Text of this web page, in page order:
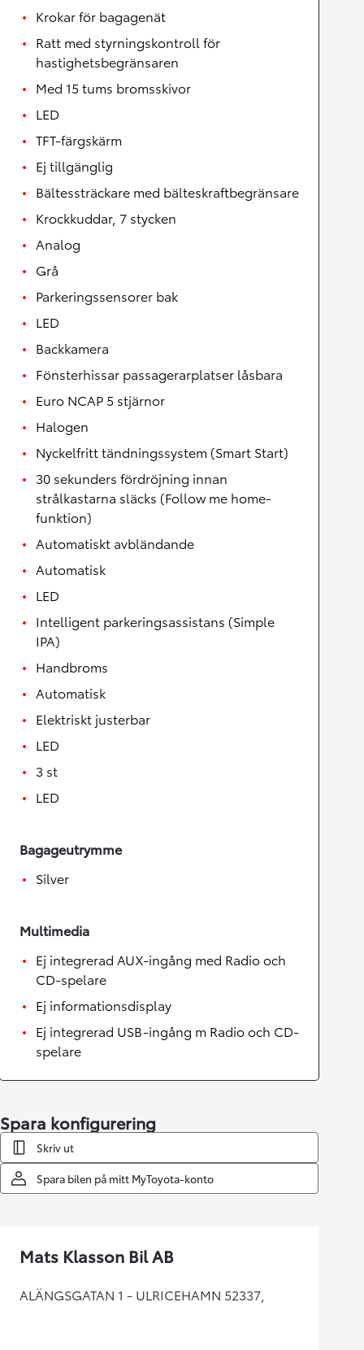
Krokar för bagagenät
Ratt med styrningskontroll för
hastighetsbegränsaren
Med 15 tums bromsskivor
LED
TFT-färgskärm
Ej tillgänglig
Bältessträckare med bälteskraftbegränsare
Krockkuddar, 7 stycken
Analog
Grå
Parkeringssensorer bak
LED
Backkamera
Fönsterhissar passagerarplatser låsbara
Euro NCAP 5 stjärnor
Halogen
Nyckelfritt tändningssystem (Smart Start)
30 sekunders fördröjning innan
strålkastarna släcks (Follow me home-
funktion)
Automatiskt avbländande
Automatisk
LED
Intelligent parkeringsassistans (Simple
IPA)
Handbroms
Automatisk
Elektriskt justerbar
LED
3 st
LED
Bagageutrymme
Silver
Multimedia
Ej integrerad AUX-ingång med Radio och
CD-spelare
Ej informationsdisplay
Ej integrerad USB-ingång m Radio och CD-
spelare
Spara konfigurering
Skriv ut
Spara bilen på mitt MyToyota-konto
Mats Klasson Bil AB
ALÄNGSGATAN 1 - ULRICEHAMN 52337,